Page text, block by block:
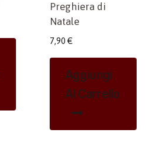
Preghiera di
Natale
7,90 €
Aggiungi
Al Carrello